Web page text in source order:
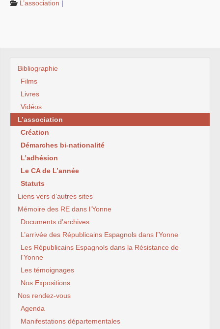
L’association |
Bibliographie
Films
Livres
Vidéos
L’association
Création
Démarches bi-nationalité
L’adhésion
Le CA de L’année
Statuts
Liens vers d’autres sites
Mémoire des RE dans l’Yonne
Documents d’archives
L’arrivée des Républicains Espagnols dans l’Yonne
Les Républicains Espagnols dans la Résistance de
l’Yonne
Les témoignages
Nos Expositions
Nos rendez-vous
Agenda
Manifestations départementales